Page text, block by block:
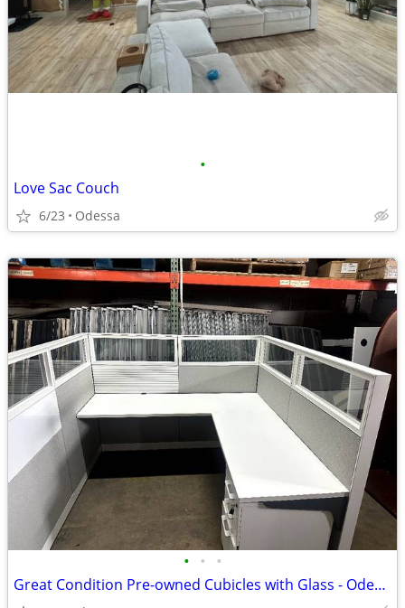
•
Love Sac Couch
6/23 Odessa
• • •
Great Condition Pre-owned Cubicles with Glass - Odessa